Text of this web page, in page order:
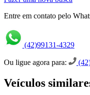
Entre em contato pelo
(42)99131-4329
Ou ligue agora para:
Veículos